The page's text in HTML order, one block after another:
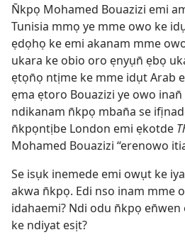
N̄kpọ Mohamed Bouazizi emi
Tunisia mmọ ye mme owo ke
ẹdọhọ ke emi akanam mme
ukara ke obio oro ẹnyụn̄ ẹbọ
ẹtọn̄ọ ntịme ke mme idụt Arab
ẹma ẹtoro Bouazizi ye owo
ndikanam n̄kpọ mban̄a se
n̄kpọntịbe London emi ẹkotde
Mohamed Bouazizi “erenowo
Se isụk inemede emi owụt ke
akwa n̄kpọ. Edi nso inam mme
idahaemi? Ndi odu n̄kpọ
ke ndiyat esịt?